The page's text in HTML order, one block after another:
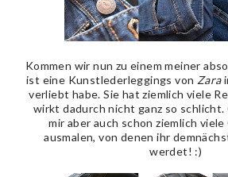
Kommen wir nun zu einem meiner
ist eine Kunstlederleggings von Zara
verliebt habe. Sie hat ziemlich viele
wirkt dadurch nicht ganz so schlicht.
mir aber auch schon ziemlich
ausmalen, von denen ihr
werdet! :)